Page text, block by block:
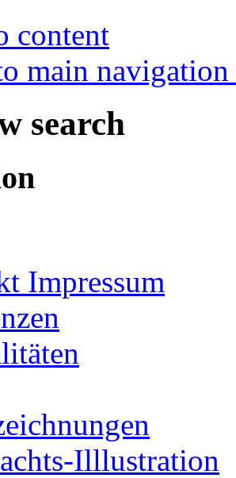
content
main
search
Impressum
Illlustration